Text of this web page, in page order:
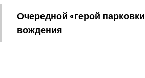
Очередной «герой
вождения